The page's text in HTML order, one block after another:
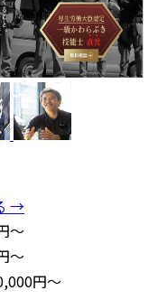
→
～
～
円～